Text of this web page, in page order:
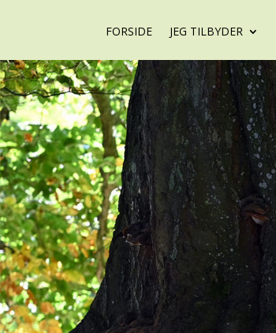
FORSIDE JEG TILBYDER